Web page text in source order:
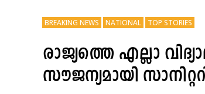
BREAKING NEWS NATIONAL TOP STORIES
രാജ്യത്തെ എല്ലാ
സൗജന്യമായി